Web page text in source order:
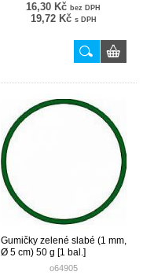
16,30 Kč bez DPH
19,72 Kč s DPH
Gumičky zelené slabé (1 mm,
Ø 5 cm) 50 g [1 bal.]
o64905